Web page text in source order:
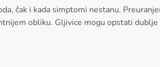
čak i kada simptomi nestanu.
obliku. Gljivice mogu opstati